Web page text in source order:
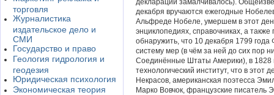
торговля
Журналистика
издательское дело и
СМИ
Государство и право
Геология гидрология и
геодезия
Юридическая психология
Экономическая теория
декларации замалчивалось).
декабря вручаются ежегодные
Альфреде Нобеле, умершем в этот
энциклопедиях, справочниках, а
обнаружить, что 10 декабря 1799
систему мер (в чём за ней до сих пор
Соединённые Штаты Америки), в 1828
технологический институт, что в этот
Некрасов, американская поэтесса
Марко Вовчок, французские